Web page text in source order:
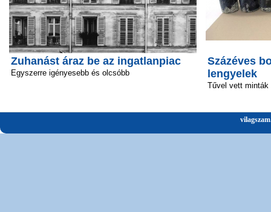
Zuhanást áraz be az ingatlanpiac
Egyszerre igényesebb és olcsóbb
Százéves
lengyelek
Tűvel vett minták